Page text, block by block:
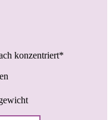
konzentriert*